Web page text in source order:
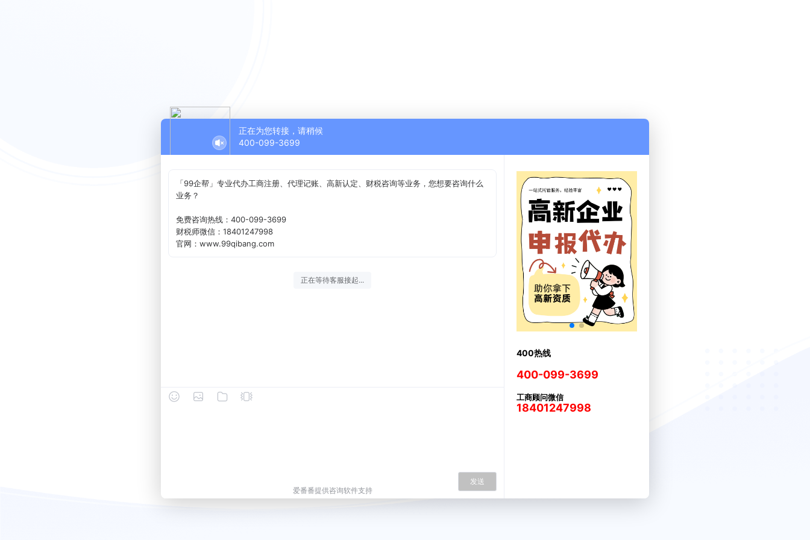
正在为您转接，请稍候
400-099-3699
「99企帮」专业代办工商注册、代理记账、高新认定、财税咨询等业务，您想要咨询什么
业务？
免费咨询热线：400-099-3699
财税师微信：18401247998
官网：www.99qibang.com
正在等待客服接起...
发送
400热线
400-099-3699
工商顾问微信
18401247998